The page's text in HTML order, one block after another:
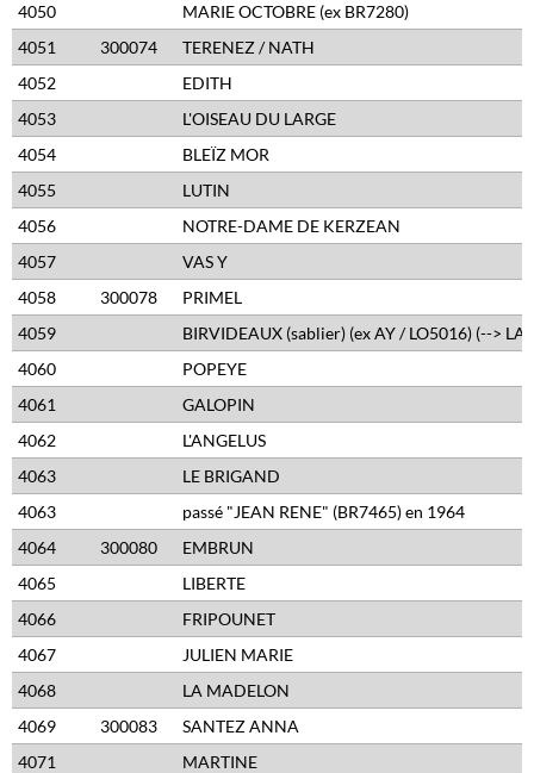
4050
MARIE OCTOBRE (ex BR7280)
4051
300074
TERENEZ / NATH
4052
EDITH
4053
L'OISEAU DU LARGE
4054
BLEÏZ MOR
4055
LUTIN
4056
NOTRE-DAME DE KERZEAN
4057
VAS Y
4058
300078
PRIMEL
4059
BIRVIDEAUX (sablier) (ex AY / LO5016) (-->
4060
POPEYE
4061
GALOPIN
4062
L'ANGELUS
4063
LE BRIGAND
4063
passé "JEAN RENE" (BR7465) en 1964
4064
300080
EMBRUN
4065
LIBERTE
4066
FRIPOUNET
4067
JULIEN MARIE
4068
LA MADELON
4069
300083
SANTEZ ANNA
4071
MARTINE